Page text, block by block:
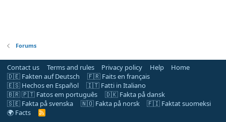
Forums
Contact us Terms and rules Privacy policy Help
Home
🇩🇪 Fakten auf Deutsch
🇫🇷 Faits en français
🇪🇸 Hechos en Español
🇮🇹 Fatti in Italiano
🇧🇷 🇵🇹 Fatos em português
🇩🇰 Fakta på dansk
🇸🇪 Fakta på svenska
🇳🇴 Fakta på norsk
🇫🇮 Faktat suomeksi
🌍 Facts
R